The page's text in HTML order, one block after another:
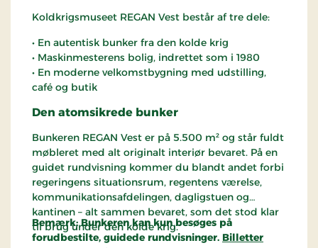
Koldkrigsmuseet REGAN Vest består af tre dele:
• En autentisk bunker fra den kolde krig
• Maskinmesterens bolig, indrettet som i 1980
• En moderne velkomstbygning med udstilling,
café og butik
Den atomsikrede bunker
Bunkeren REGAN Vest er på 5.500 m² og står fuldt
møbleret med alt originalt interiør bevaret. På en
guidet rundvisning kommer du blandt andet forbi
regeringens situationsrum, regentens værelse,
kommunikationsafdelingen, dagligstuen og
kantinen – alt sammen bevaret, som det stod klar
til brug under den kolde krig.
Bemærk: Bunkeren kan kun besøges på
forudbestilte, guidede rundvisninger. Billetter